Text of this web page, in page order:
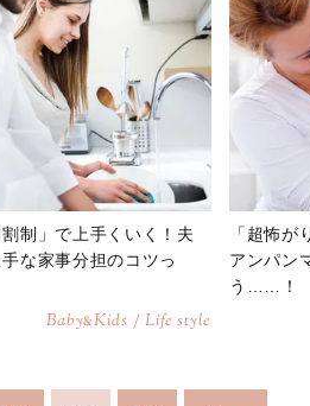
割制」で上手くいく！夫
な家事分担のコツっ
Baby&Kids / Life style
「超怖が
アンパン
う……！